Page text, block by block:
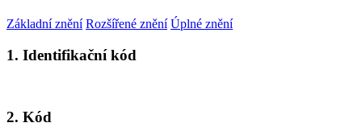
Základní znění Rozšířené znění Úplné znění
1. Identifikační kód
2. Kód